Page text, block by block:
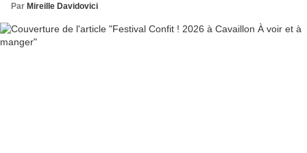
Par Mireille Davidovici